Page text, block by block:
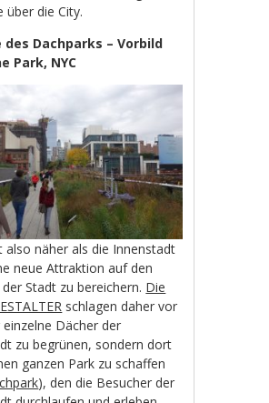
über die City.
des Dachparks – Vorbild
Park, NYC
also näher als die Innenstadt
neue Attraktion auf den
Stadt zu bereichern. Die
schlagen daher vor
Dächer der
zu begrünen, sondern dort
ganzen Park zu schaffen
), den die Besucher der